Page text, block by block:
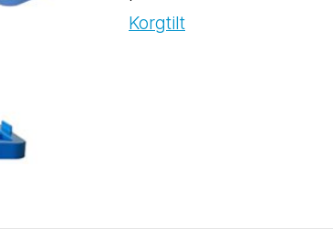
Korgtilt